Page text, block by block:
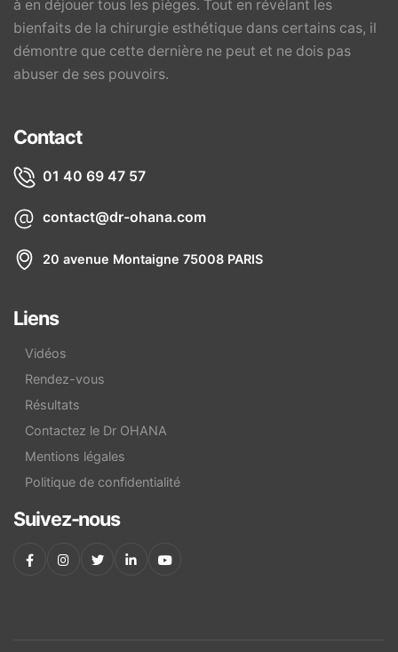
à en déjouer tous les pièges. Tout en révélant les
bienfaits de la chirurgie esthétique dans certains cas, il
démontre que cette dernière ne peut et ne dois pas
abuser de ses pouvoirs.
Contact
01 40 69 47 57
contact@dr-ohana.com
20 avenue Montaigne 75008 PARIS
Liens
Vidéos
Rendez-vous
Résultats
Contactez le Dr OHANA
Mentions légales
Politique de confidentialité
Suivez-nous